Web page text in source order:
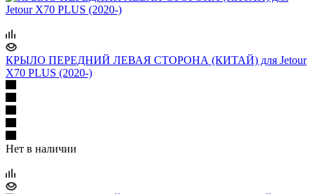
КРЫЛО ПЕРЕДНИЙ ЛЕВАЯ СТОРОНА (КИТАЙ) для Jetour
X70 PLUS (2020-)
Нет в наличии